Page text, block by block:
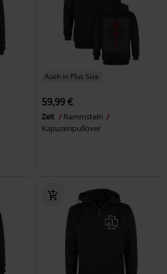
Auch in Plus Size
59,99 €
Zeit
Rammstein
Kapuzenpullover